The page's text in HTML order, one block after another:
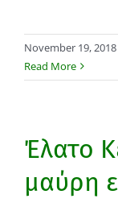
November 19, 2018
Read More
Έλατο
μαύρη